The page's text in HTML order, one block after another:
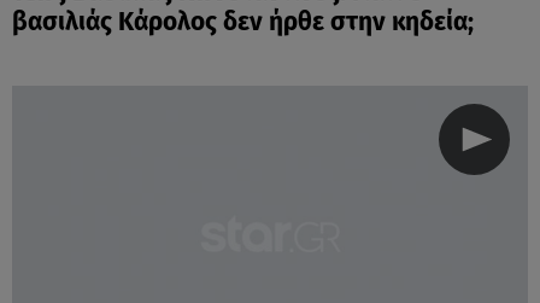
βασιλιάς Κάρολος δεν ήρθε στην κηδεία;